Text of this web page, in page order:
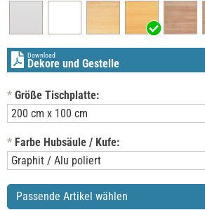
Download
Dekore und Gestelle
* Größe Tischplatte:
* Farbe Hubsäule / Kufe:
Passende Artikel wählen